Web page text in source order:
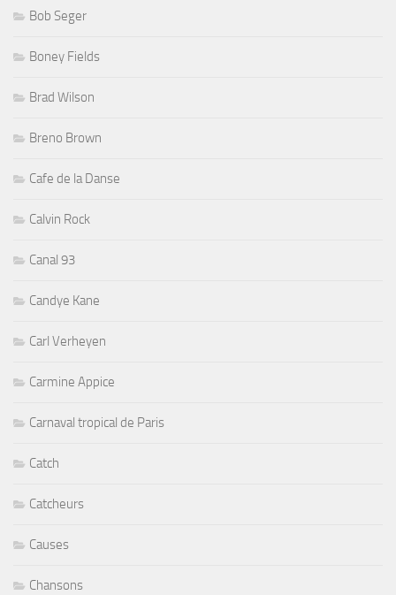
Bob Seger
Boney Fields
Brad Wilson
Breno Brown
Cafe de la Danse
Calvin Rock
Canal 93
Candye Kane
Carl Verheyen
Carmine Appice
Carnaval tropical de Paris
Catch
Catcheurs
Causes
Chansons